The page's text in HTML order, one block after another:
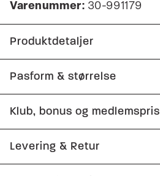
Varenummer: 30-991179
Produktdetaljer
Certificeret med OEKO-
Med stretch for øget
Lavet i bambusviskose,
temperaturregulerende
Produktnr.: 30-991179
Pasform & størrelse
Størrelsesguide
Klub, bonus og
Tilmeld dig Club Wagner helt
Levering & Retur